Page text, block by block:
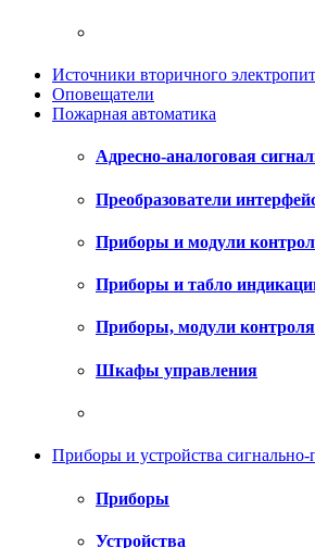
Источники вторичного
Оповещатели
Пожарная автоматика
Адресно-аналоговая
Преобразователи
Приборы и модули
Приборы и табло
Приборы, модули
Шкафы управления
Приборы и устройства сигнально-
Приборы
Устройства